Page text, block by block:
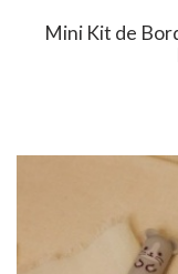
Mini Kit de